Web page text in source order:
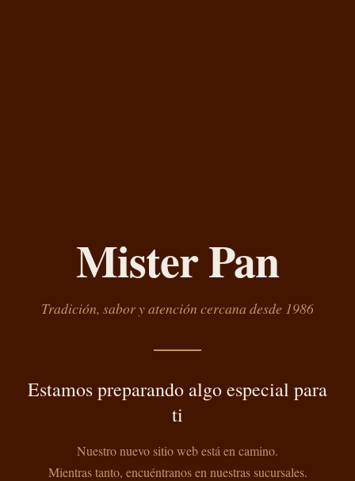
Mister Pan
Tradición, sabor y atención cercana desde 1986
Estamos preparando algo especial para
ti
Nuestro nuevo sitio web está en camino.
Mientras tanto, encuéntranos en nuestras sucursales.